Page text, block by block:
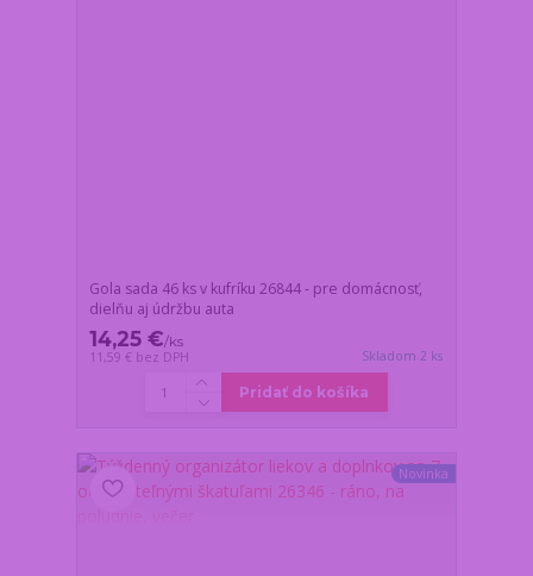
Gola sada 46 ks v kufríku 26844 - pre domácnosť,
dielňu aj údržbu auta
14,25 €/ks
11,59 € bez DPH Skladom 2 ks
Pridať do košíka
Novinka